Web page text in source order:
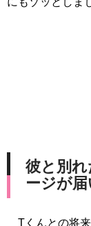
彼と別
ージが届
Tくんとの将来